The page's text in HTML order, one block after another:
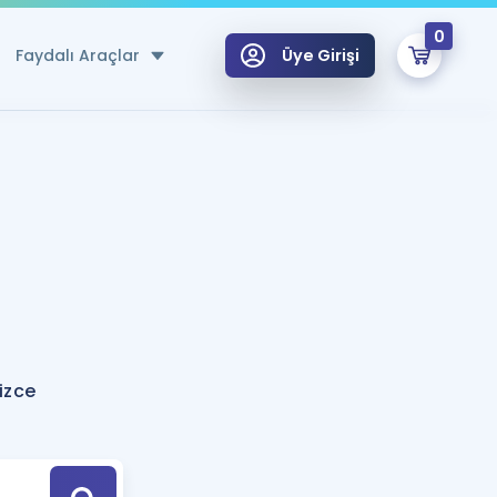
Faydalı Araçlar
Hesaplama Aracı
için Öneriler
Tek Takvimde
Üye Girişi
0